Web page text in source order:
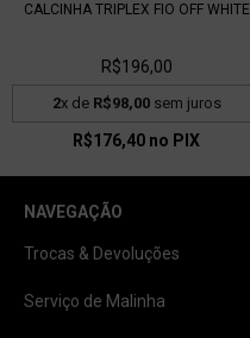
CALCINHA TRIPLEX FIO OFF WHITE
R$196,00
2x de R$98,00sem juros
R$176,40 no PIX
NAVEGAÇÃO
Trocas & Devoluções
Serviço de Malinha